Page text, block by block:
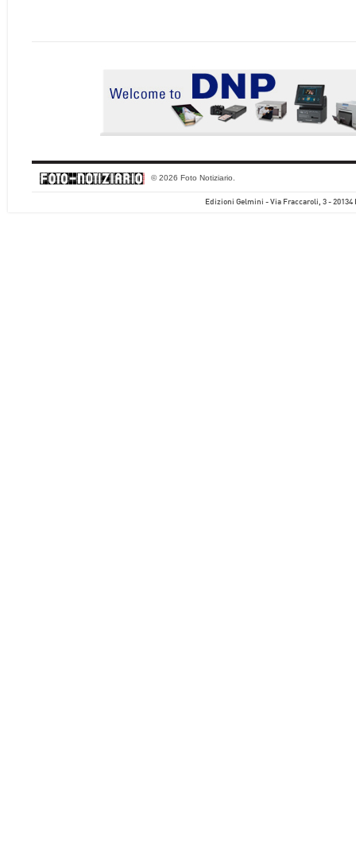
© 2026 Foto Notiziario.
Edizioni Gelmini - Via Fraccaroli, 3 - 20134